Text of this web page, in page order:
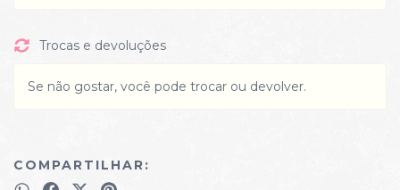
Trocas e devoluções
Se não gostar, você pode trocar ou devolver.
COMPARTILHAR: